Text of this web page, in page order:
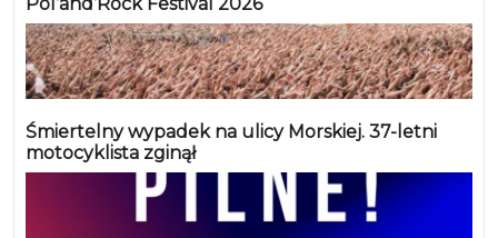
Śmiertelny wypadek na ulicy Morskiej. 37-letni
motocyklista zginął